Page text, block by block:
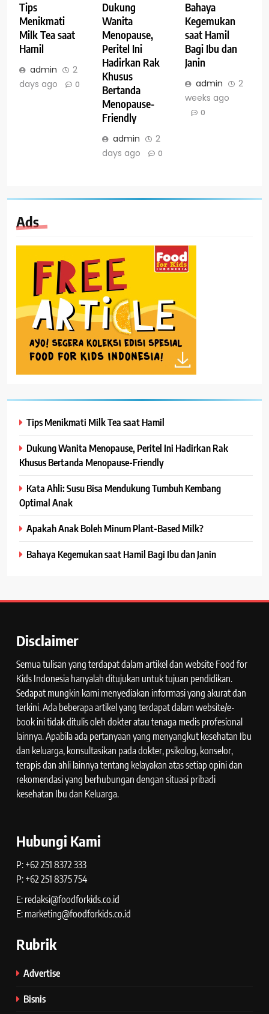
Tips
Menikmati
Milk Tea saat
Hamil
admin
2
days ago
0
Dukung
Wanita
Menopause,
Peritel Ini
Hadirkan Rak
Khusus
Bertanda
Menopause-
Friendly
admin
2
days ago
0
Bahaya
Kegemukan
saat Hamil
Bagi Ibu dan
Janin
admin
2
weeks ago
0
Ads
Tips Menikmati Milk Tea saat Hamil
Dukung Wanita Menopause, Peritel Ini Hadirkan Rak
Khusus Bertanda Menopause-Friendly
Kata Ahli: Susu Bisa Mendukung Tumbuh Kembang
Optimal Anak
Apakah Anak Boleh Minum Plant-Based Milk?
Bahaya Kegemukan saat Hamil Bagi Ibu dan Janin
Disclaimer
Semua tulisan yang terdapat dalam artikel dan website Food for
Kids Indonesia hanyalah ditujukan untuk tujuan pendidikan.
Sedapat mungkin kami menyediakan informasi yang akurat dan
terkini. Ada beberapa artikel yang terdapat dalam website/e-
book ini tidak ditulis oleh dokter atau tenaga medis profesional
lainnya. Apabila ada pertanyaan yang menyangkut kesehatan Ibu
dan keluarga, konsultasikan pada dokter, psikolog, konselor,
terapis dan ahli lainnya tentang kelayakan atas setiap opini dan
rekomendasi yang berhubungan dengan situasi pribadi
kesehatan Ibu dan Keluarga.
Hubungi Kami
P: +62 251 8372 333
P: +62 251 8375 754
E: redaksi@foodforkids.co.id
E: marketing@foodforkids.co.id
Rubrik
Advertise
Bisnis